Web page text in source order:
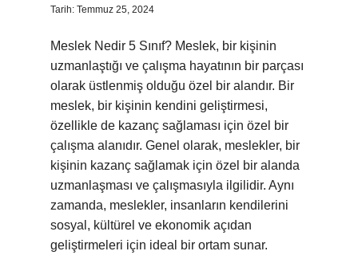
Tarih: Temmuz 25, 2024
Meslek Nedir 5 Sınıf? Meslek, bir kişinin
uzmanlaştığı ve çalışma hayatının bir parçası
olarak üstlenmiş olduğu özel bir alandır. Bir
meslek, bir kişinin kendini geliştirmesi,
özellikle de kazanç sağlaması için özel bir
çalışma alanıdır. Genel olarak, meslekler, bir
kişinin kazanç sağlamak için özel bir alanda
uzmanlaşması ve çalışmasıyla ilgilidir. Aynı
zamanda, meslekler, insanların kendilerini
sosyal, kültürel ve ekonomik açıdan
geliştirmeleri için ideal bir ortam sunar.